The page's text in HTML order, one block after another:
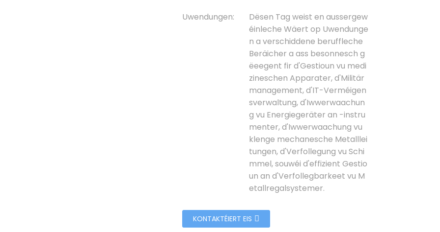
Uwendungen:
Dësen Tag weist en aussergew
éinleche Wäert op Uwendunge
n a verschiddene beruffleche
Beräicher a ass besonnesch g
ëeegent fir d'Gestioun vu medi
zineschen Apparater, d'Militär
management, d'IT-Verméigen
sverwaltung, d'Iwwerwaachun
g vu Energiegeräter an -instru
menter, d'Iwwerwaachung vu
klenge mechanesche Metalllei
tungen, d'Verfollegung vu Schi
mmel, souwéi d'effizient Gestio
un an d'Verfollegbarkeet vu M
etallregalsystemer.
KONTAKTÉIERT EIS